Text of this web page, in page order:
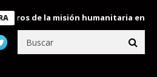
de la misión humanitaria enviada a